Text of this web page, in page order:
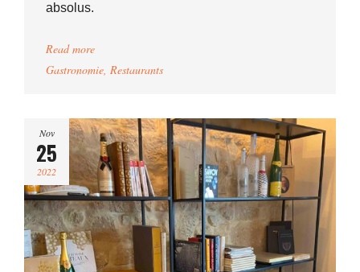
absolus.
Read more
Gastronomie, Restaurants
Nov
25
2022